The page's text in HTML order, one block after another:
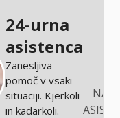
24-urna
asistenca
Zanesljiva
pomoč v vsaki
situaciji. Kjerkoli
in kadarkoli.